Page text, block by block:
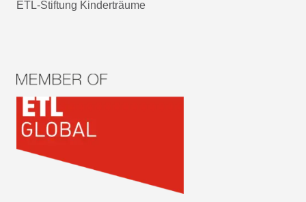
ETL-Stiftung Kinderträume